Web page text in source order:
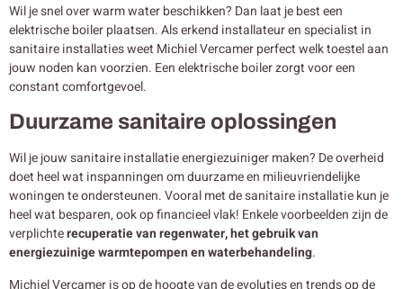
Wil je snel over warm water beschikken? Dan laat je best een
elektrische boiler plaatsen. Als erkend installateur en specialist in
sanitaire installaties weet Michiel Vercamer perfect welk toestel aan
jouw noden kan voorzien. Een elektrische boiler zorgt voor een
constant comfortgevoel.
Duurzame sanitaire oplossingen
Wil je jouw sanitaire installatie energiezuiniger maken? De overheid
doet heel wat inspanningen om duurzame en milieuvriendelijke
woningen te ondersteunen. Vooral met de sanitaire installatie kun je
heel wat besparen, ook op financieel vlak! Enkele voorbeelden zijn de
verplichterecuperatie van regenwater, het gebruik van
energiezuinige warmtepompen en waterbehandeling.
Michiel Vercamer is op de hoogte van de evoluties en trends op de